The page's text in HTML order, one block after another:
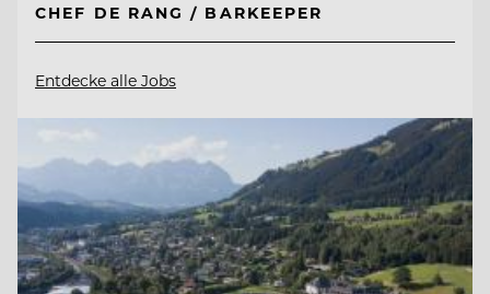
CHEF DE RANG / BARKEEPER
Entdecke alle Jobs